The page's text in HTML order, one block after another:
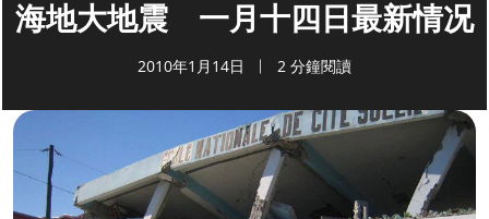
海地大地震 一月十四日最新情况
2010年1月14日 2 分鐘閱讀